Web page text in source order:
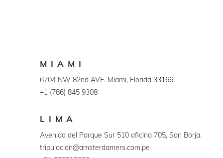
MIAMI
6704 NW 82nd AVE. Miami, Florida 33166.
+1 (786) 845 9308
LIMA
Avenida del Parque Sur 510 oficina 705, San Borja.
tripulacion@amsterdamers.com.pe